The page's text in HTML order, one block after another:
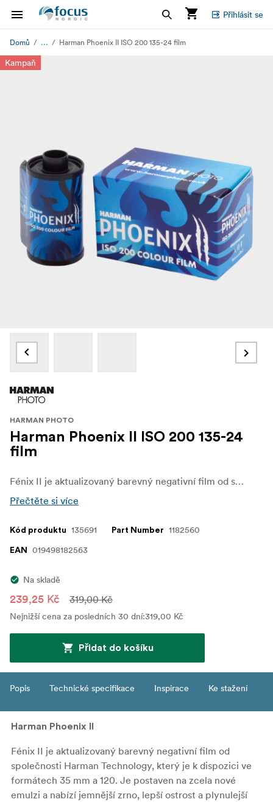
Přihlásit se
Domů ... Harman Phoenix II ISO 200 135-24 film
Kampaň
HARMAN PHOTO
Harman Phoenix II ISO 200 135-24
film
Fénix II je aktualizovaný barevný negativní film od společnosti Harman Technology, který je k dispozici ve formátech 35 mm a 120. Je postaven na zcela nové emulzi a nabízí jemnější zrno, lepší ostrost a plynulejší kontrast - při zachování odvážného, živého vzhledu původní verze.
Přečtěte si více
Kód produktu 135691 Part Number 1182560
EAN 019498182563
Na skladě
239,25 Kč 319,00 Kč
Nejnižší cena za posledních 30 dní:319,00 Kč
Přidat do košíku
Popis Technické specifikace Inspirace Ke stažení
Harman Phoenix II
Fénix II je aktualizovaný barevný negativní film od
společnosti Harman Technology, který je k dispozici ve
formátech 35 mm a 120. Je postaven na zcela nové
emulzi a nabízí jemnější zrno, lepší ostrost a plynulejší